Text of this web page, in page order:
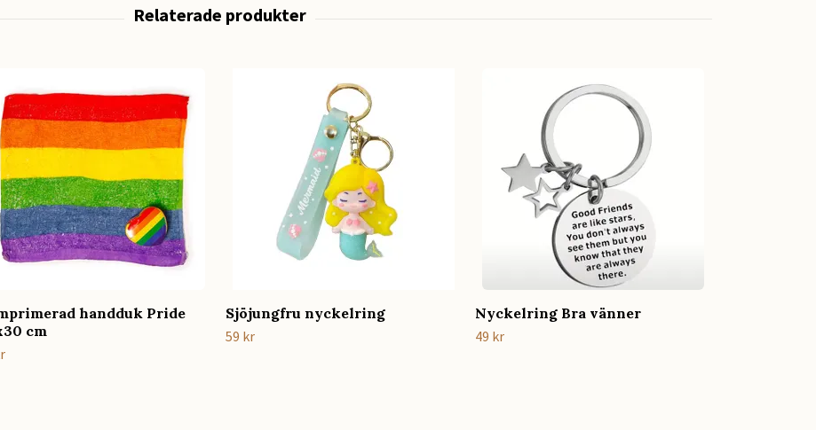
handduk Pride
cm
Sjöjungfru nyckelring
59 kr
Nyckelring Bra vänner
49 kr